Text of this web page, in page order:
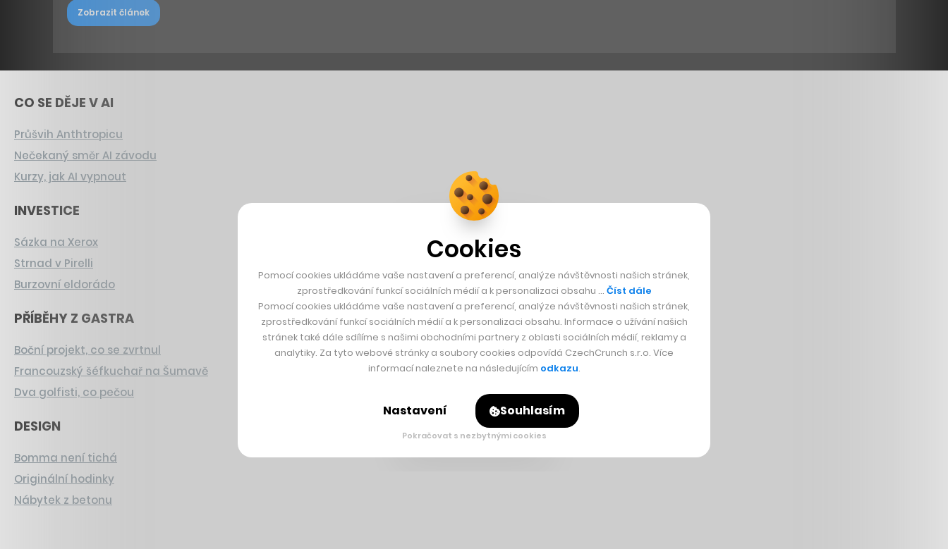
Zobrazit článek
CO SE DĚJE V AI
Průšvih Anthtropicu
Nečekaný směr AI závodu
Kurzy, jak AI vypnout
INVESTICE
Sázka na Xerox
Strnad v Pirelli
Burzovní eldorádo
PŘÍBĚHY Z GASTRA
Boční projekt, co se zvrtnul
Francouzský šéfkuchař na Šumavě
Dva golfisti, co pečou
DESIGN
Bomma není tichá
Originální hodinky
Nábytek z betonu
Cookies
Pomocí cookies ukládáme vaše nastavení a preferencí, analýze návštěvnosti našich stránek,
zprostředkování funkcí sociálních médií a k personalizaci obsahu … Číst dále
Pomocí cookies ukládáme vaše nastavení a preferencí, analýze návštěvnosti našich stránek,
zprostředkování funkcí sociálních médií a k personalizaci obsahu. Informace o užívání našich
stránek také dále sdílíme s našimi obchodními partnery z oblasti sociálních médií, reklamy a
analytiky. Za tyto webové stránky a soubory cookies odpovídá CzechCrunch s.r.o. Více
informací naleznete na následujícím odkazu.
Nastavení Souhlasím
Pokračovat s nezbytnými cookies